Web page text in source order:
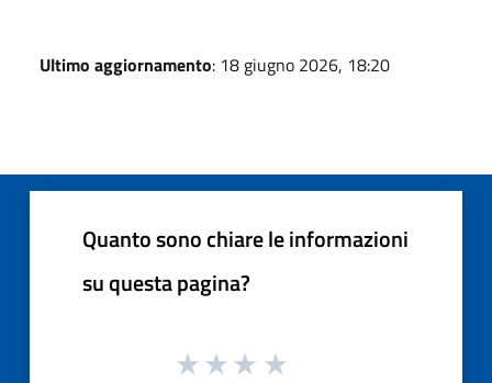
Ultimo aggiornamento: 18 giugno 2026, 18:20
Quanto sono chiare le informazioni
su questa pagina?